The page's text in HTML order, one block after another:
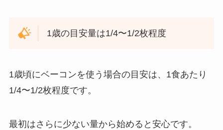
1歳の目安量は1/4〜1/2枚程度
1歳頃にベーコンを使う場合の目安は、1食あたり
1/4〜1/2枚程度です。
最初はさらに少ない量から始めると安心です。